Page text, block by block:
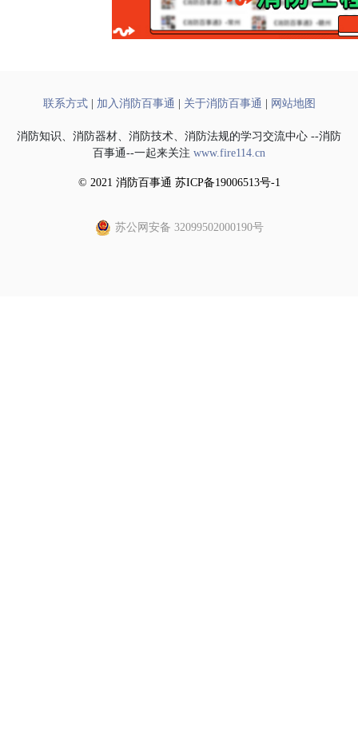
联系方式 加入消防百事通 关于消防百事通 网站地图
消防知识、消防器材、消防技术、消防法规的学习交流中心 --消防
百事通--一起来关注 www.fire114.cn
© 2021 消防百事通 苏ICP备19006513号-1
苏公网安备 32099502000190号